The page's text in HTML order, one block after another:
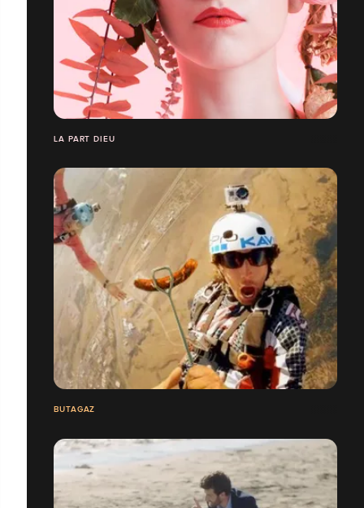
LA PART DIEU
BUTAGAZ